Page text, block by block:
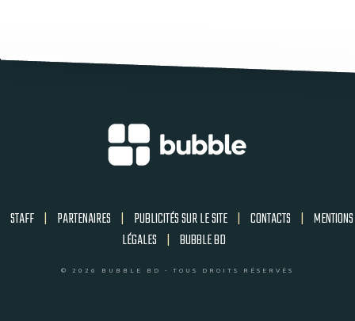
STAFF | PARTENAIRES | PUBLICITÉS SUR LE SITE | CONTACTS | MENTIONS
LÉGALES | BUBBLE BD
© 2026 BUBBLE BD - TOUS DROITS RÉSERVÉS